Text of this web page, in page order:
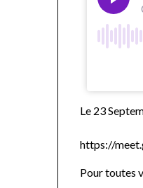
Le 23
https://
Pour toutes